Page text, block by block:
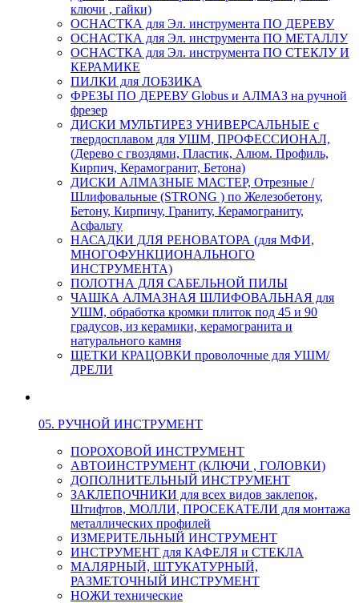
ключи , гайки)
ОСНАСТКА для Эл. инструмента ПО ДЕРЕВУ
ОСНАСТКА для Эл. инструмента ПО МЕТАЛЛУ
ОСНАСТКА для Эл. инструмента ПО СТЕКЛУ И
КЕРАМИКЕ
ПИЛКИ для ЛОБЗИКА
ФРЕЗЫ ПО ДЕРЕВУ Globus и АЛМАЗ на ручной
фрезер
ДИСКИ МУЛЬТИРЕЗ УНИВЕРСАЛЬНЫЕ с
твердосплавом для УШМ, ПРОФЕССИОНАЛ,
(Дерево с гвоздями, Пластик, Алюм. Профиль,
Кирпич, Керамогранит, Бетона)
ДИСКИ АЛМАЗНЫЕ МАСТЕР, Отрезные /
Шлифовальные (STRONG ) по Железобетону,
Бетону, Кирпичу, Граниту, Керамограниту,
Асфальту
НАСАДКИ ДЛЯ РЕНОВАТОРА (для МФИ,
МНОГОФУНКЦИОНАЛЬНОГО
ИНСТРУМЕНТА)
ПОЛОТНА ДЛЯ САБЕЛЬНОЙ ПИЛЫ
ЧАШКА АЛМАЗНАЯ ШЛИФОВАЛЬНАЯ для
УШМ, обработка кромки плиток под 45 и 90
градусов, из керамики, керамогранита и
натурального камня
ЩЕТКИ КРАЦОВКИ проволочные для УШМ/
ДРЕЛИ
05. РУЧНОЙ ИНСТРУМЕНТ
ПОРОХОВОЙ ИНСТРУМЕНТ
АВТОИНСТРУМЕНТ (КЛЮЧИ , ГОЛОВКИ)
ДОПОЛНИТЕЛЬНЫЙ ИНСТРУМЕНТ
ЗАКЛЕПОЧНИКИ для всех видов заклепок,
Штифтов, МОЛЛИ, ПРОСЕКАТЕЛИ для монтажа
металлических профилей
ИЗМЕРИТЕЛЬНЫЙ ИНСТРУМЕНТ
ИНСТРУМЕНТ для КАФЕЛЯ и СТЕКЛА
МАЛЯРНЫЙ, ШТУКАТУРНЫЙ,
РАЗМЕТОЧНЫЙ ИНСТРУМЕНТ
НОЖИ технические